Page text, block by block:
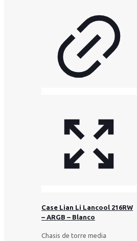
Case Lian Li Lancool 216RW
– ARGB – Blanco
Chasis de torre media